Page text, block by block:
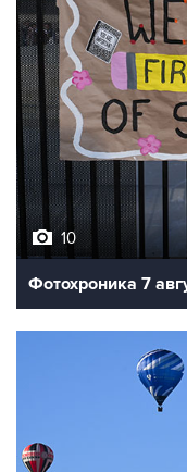
10
Фотохроника 7